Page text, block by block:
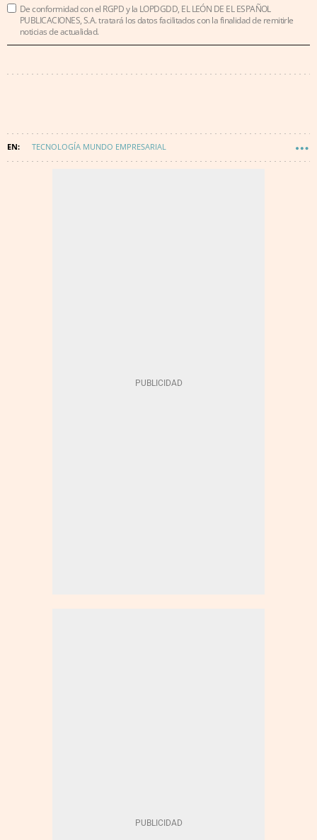
De conformidad con el RGPD y la LOPDGDD, EL LEÓN DE EL ESPAÑOL
PUBLICACIONES, S.A. tratará los datos facilitados con la finalidad de remitirle
noticias de actualidad.
TECNOLOGÍA MUNDO EMPRESARIAL